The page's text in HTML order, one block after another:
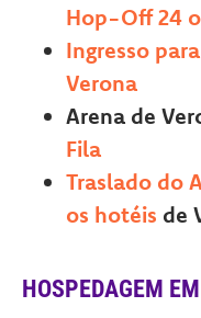
Hop-Off 24
Ingresso
Verona
Arena de
Fila
Traslado do
os hotéis de
HOSPEDAGEM